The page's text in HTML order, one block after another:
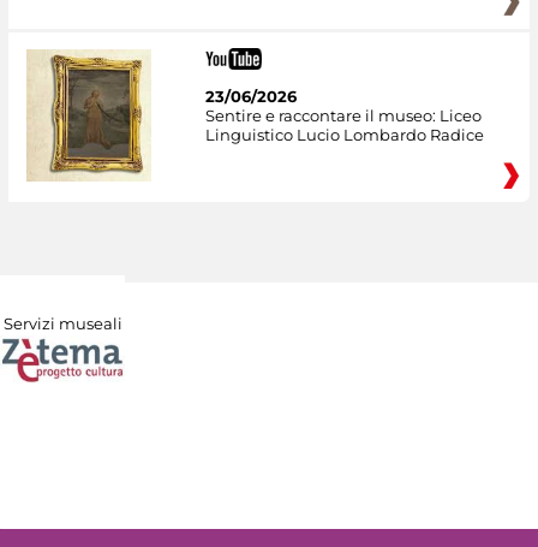
23/06/2026
Sentire e raccontare il museo: Liceo
Linguistico Lucio Lombardo Radice
Servizi museali